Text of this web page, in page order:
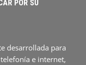
POR SU
desarrollada para
e internet,